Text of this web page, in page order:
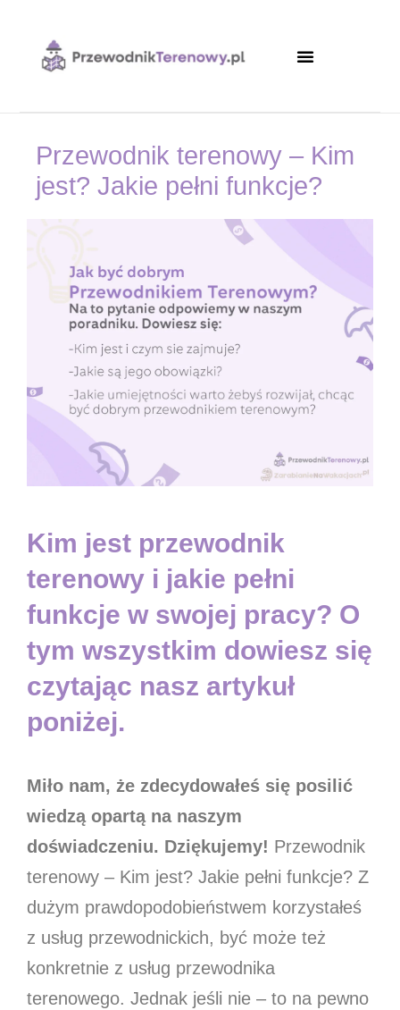
Przewodnik terenowy – Kim
jest? Jakie pełni funkcje?
Kim jest przewodnik
terenowy i jakie pełni
funkcje w swojej pracy? O
tym wszystkim dowiesz się
czytając nasz artykuł
poniżej.
Miło nam, że zdecydowałeś się posilić
wiedzą opartą na naszym
doświadczeniu. Dziękujemy! Przewodnik
terenowy – Kim jest? Jakie pełni funkcje? Z
dużym prawdopodobieństwem korzystałeś
z usług przewodnickich, być może też
konkretnie z usług przewodnika
terenowego. Jednak jeśli nie – to na pewno